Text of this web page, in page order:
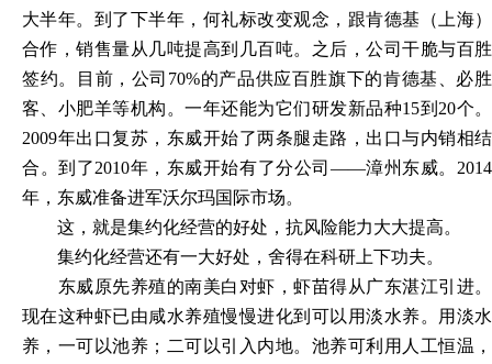
大半年。到了下半年，何礼标改变观念，跟肯德基（上海）
合作，销售量从几吨提高到几百吨。之后，公司干脆与百胜
签约。目前，公司70%的产品供应百胜旗下的肯德基、必胜
客、小肥羊等机构。一年还能为它们研发新品种15到20个。
2009年出口复苏，东威开始了两条腿走路，出口与内销相结
合。到了2010年，东威开始有了分公司——漳州东威。2014
年，东威准备进军沃尔玛国际市场。
这，就是集约化经营的好处，抗风险能力大大提高。
集约化经营还有一大好处，舍得在科研上下功夫。
东威原先养殖的南美白对虾，虾苗得从广东湛江引进。
现在这种虾已由咸水养殖慢慢进化到可以用淡水养。用淡水
养，一可以池养；二可以引入内地。池养可利用人工恒温，